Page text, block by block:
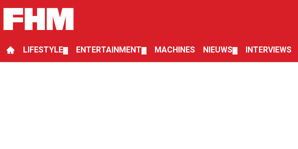
LIFESTYLE ENTERTAINMENT MACHINES NIEUWS INTERVIEWS